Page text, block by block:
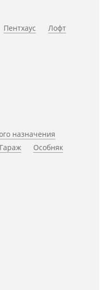
Пентхаус
Лофт
назначения
Гараж
Особняк